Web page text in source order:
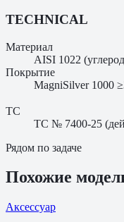
TECHNICAL
Материал
AISI 1022
Покрытие
MagniSilver 1000
ТС
ТС № 7400-25
Рядом по задаче
Похожие
Аксессуар